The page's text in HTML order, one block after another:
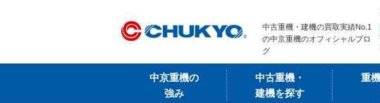
中古重機・建機の買取実績No.1
の中京重機のオフィシャルブロ
グ
中京重機の
強み
中古重機・
建機を探す
重